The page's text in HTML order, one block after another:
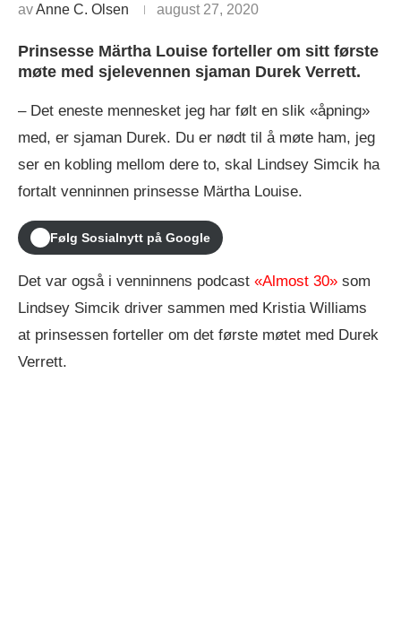
avAnne C. Olsen august 27, 2020
Prinsesse Märtha Louise forteller om sitt første
møte med sjelevennen sjaman Durek Verrett.
– Det eneste mennesket jeg har følt en slik «åpning»
med, er sjaman Durek. Du er nødt til å møte ham, jeg
ser en kobling mellom dere to, skal Lindsey Simcik ha
fortalt venninnen prinsesse Märtha Louise.
Følg Sosialnytt på Google
Det var også i venninnens podcast «Almost 30» som
Lindsey Simcik driver sammen med Kristia Williams
at prinsessen forteller om det første møtet med Durek
Verrett.